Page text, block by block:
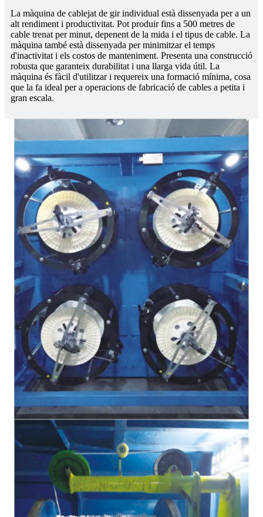
La màquina de cablejat de gir individual està dissenyada per a un
alt rendiment i productivitat. Pot produir fins a 500 metres de
cable trenat per minut, depenent de la mida i el tipus de cable. La
màquina també està dissenyada per minimitzar el temps
d'inactivitat i els costos de manteniment. Presenta una construcció
robusta que garanteix durabilitat i una llarga vida útil. La
màquina és fàcil d'utilitzar i requereix una formació mínima, cosa
que la fa ideal per a operacions de fabricació de cables a petita i
gran escala.